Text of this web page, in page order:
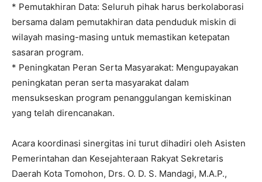
* Pemutakhiran Data: Seluruh pihak harus berkolaborasi
bersama dalam pemutakhiran data penduduk miskin di
wilayah masing-masing untuk memastikan ketepatan
sasaran program.
* Peningkatan Peran Serta Masyarakat: Mengupayakan
peningkatan peran serta masyarakat dalam
mensukseskan program penanggulangan kemiskinan
yang telah direncanakan.
Acara koordinasi sinergitas ini turut dihadiri oleh Asisten
Pemerintahan dan Kesejahteraan Rakyat Sekretaris
Daerah Kota Tomohon, Drs. O. D. S. Mandagi, M.A.P.,